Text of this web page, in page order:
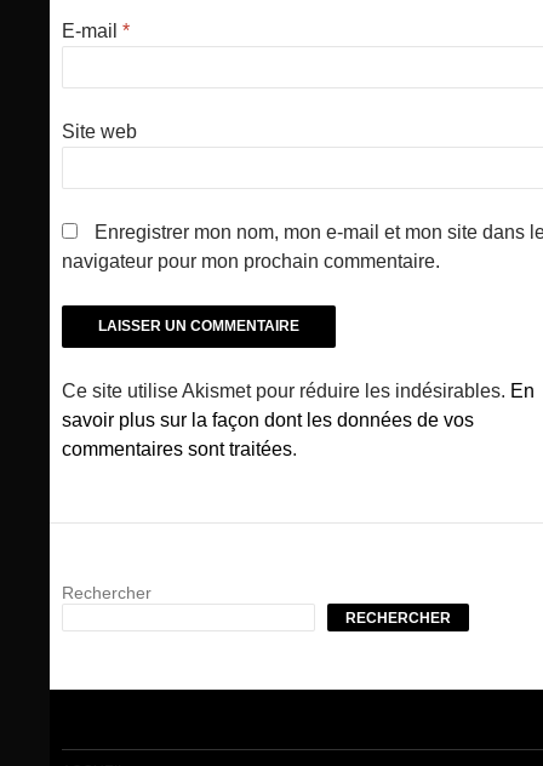
E-mail *
Site web
Enregistrer mon nom, mon e-mail et mon site dans
navigateur pour mon prochain commentaire.
Ce site utilise Akismet pour réduire les indésirables. En
savoir plus sur la façon dont les données de vos
commentaires sont traitées.
Rechercher
RECHERCHER